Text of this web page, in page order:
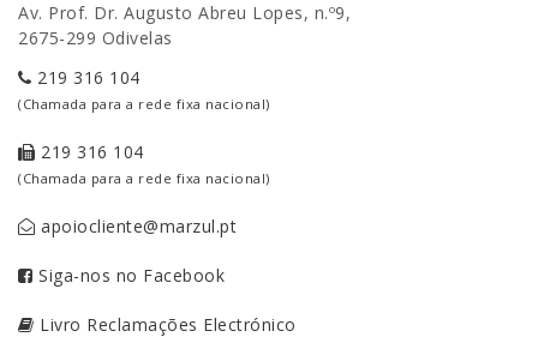
Av. Prof. Dr. Augusto Abreu Lopes, n.º9,
2675-299 Odivelas
219 316 104
(Chamada para a rede fixa nacional)
219 316 104
(Chamada para a rede fixa nacional)
apoiocliente@marzul.pt
Siga-nos no Facebook
Livro Reclamações Electrónico